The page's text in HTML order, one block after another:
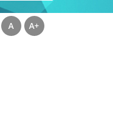
A A+